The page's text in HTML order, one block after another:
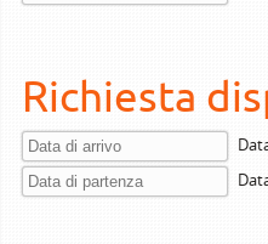
Richiesta